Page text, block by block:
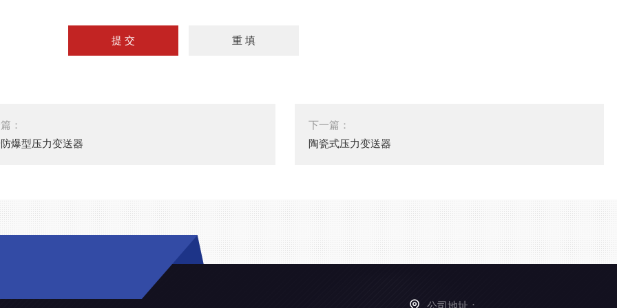
：
爆型压力变送器
下一篇：
陶瓷式压力变送器
公司地址：